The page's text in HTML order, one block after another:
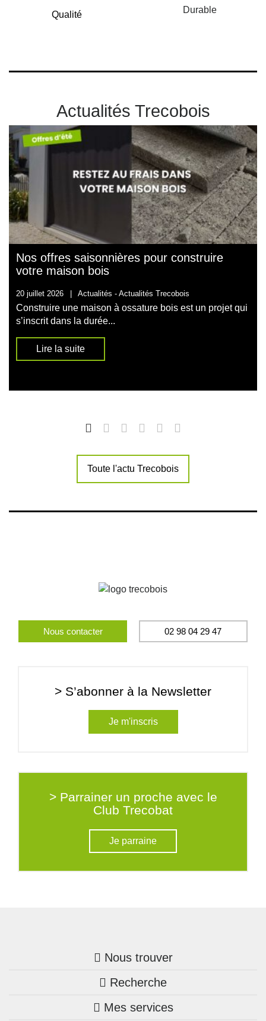
Qualité Durable
Actualités Trecobois
Nos offres saisonnières pour construire
votre maison bois
20 juillet 2026 | Actualités - Actualités Trecobois
Construire une maison à ossature bois est un projet qui
s’inscrit dans la durée...
Lire la suite
Toute l'actu Trecobois
Nous contacter 02 98 04 29 47
> S’abonner à la Newsletter
Je m'inscris
> Parrainer un proche avec le
Club Trecobat
Je parraine
Nous trouver
Trouver une agence
Bretagne
Recherche
Nos annonces
Mes services